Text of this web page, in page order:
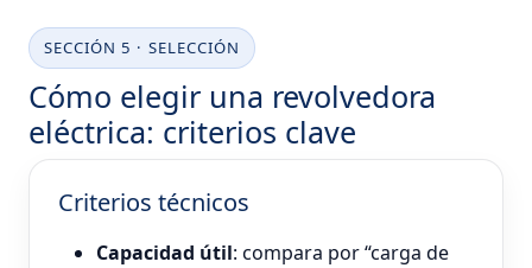
SECCIÓN 5 · SELECCIÓN
Cómo elegir una revolvedora
eléctrica: criterios clave
Criterios técnicos
Capacidad útil: compara por “carga de